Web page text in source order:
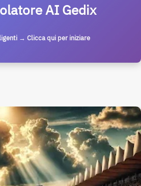
AI Gedix
→ Clicca qui per iniziare